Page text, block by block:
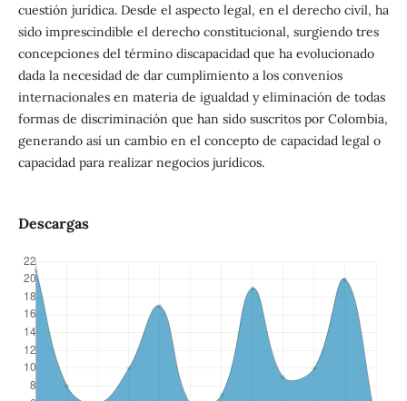
cuestión jurídica. Desde el aspecto legal, en el derecho civil, ha
sido imprescindible el derecho constitucional, surgiendo tres
concepciones del término discapacidad que ha evolucionado
dada la necesidad de dar cumplimiento a los convenios
internacionales en materia de igualdad y eliminación de todas
formas de discriminación que han sido suscritos por Colombia,
generando así un cambio en el concepto de capacidad legal o
capacidad para realizar negocios jurídicos.
Descargas